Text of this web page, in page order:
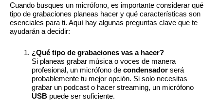
Cuando busques un micrófono, es importante considerar qué
tipo de grabaciones planeas hacer y qué características son
esenciales para ti. Aquí hay algunas preguntas clave que te
ayudarán a decidir:
¿Qué tipo de grabaciones vas a hacer?
Si planeas grabar música o voces de manera
profesional, un micrófono de condensador será
probablemente tu mejor opción. Si solo necesitas
grabar un podcast o hacer streaming, un micrófono
USB puede ser suficiente.